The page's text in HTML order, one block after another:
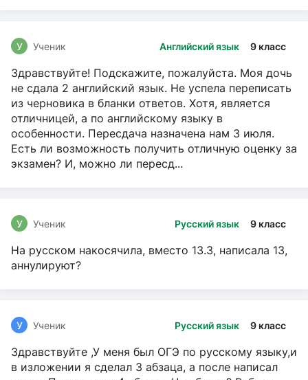
Английский язык 9 класс
У Ученик
Здравствуйте! Подскажите, пожалуйста. Моя дочь
не сдала 2 английский язык. Не успела переписать
из черновика в бланки ответов. Хотя, является
отличницей, а по английскому языку в
особенности. Пересдача назначена нам 3 июля.
Есть ли возможность получить отличную оценку за
экзамен? И, можно ли пересд...
Русский язык 9 класс
У Ученик
На русском накосячила, вместо 13.3, написала 13,
аннулируют?
Русский язык 9 класс
У Ученик
Здравствуйте ,У меня был ОГЭ по русскому языку,и
в изложении я сделал 3 абзаца, а после написал